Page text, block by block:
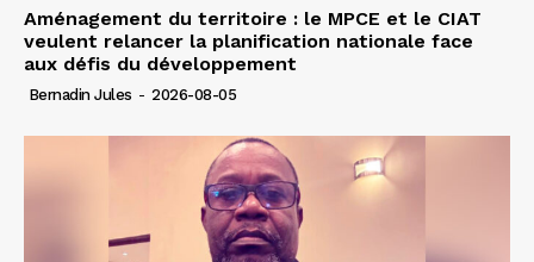
Aménagement du territoire : le MPCE et le CIAT
veulent relancer la planification nationale face
aux défis du développement
Bernadin Jules - 2026-08-05